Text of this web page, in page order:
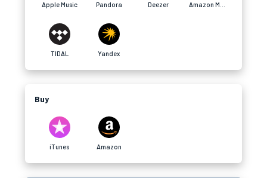
Apple Music Pandora Deezer
TIDAL Yandex
Buy
iTunes Amazon